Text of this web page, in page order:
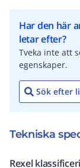
Har den här
letar efter?
Tveka inte att
egenskaper.
Sök efter
Tekniska
Rexel